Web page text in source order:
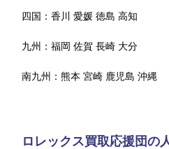
四国：香川 愛媛 徳島 高知
九州：福岡 佐賀 長崎 大分
南九州：熊本 宮崎 鹿児島 沖縄
ロレックス買取応援団の